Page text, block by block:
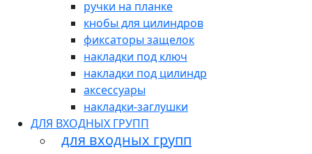
ручки на планке
кнобы для цилиндров
фиксаторы защелок
накладки под ключ
накладки под цилиндр
аксессуары
накладки-заглушки
ДЛЯ ВХОДНЫХ ГРУПП
для входных групп